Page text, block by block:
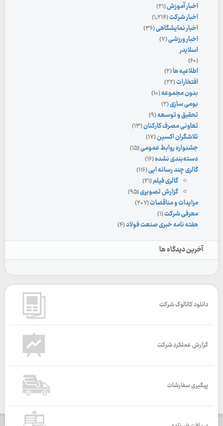
اخبار آموزش(۲۱)
اخبار شرکت(۱,۲۱۴)
اخبار نمایشگاهی(۳۶)
اخبار ورزشی(۷)
اسلایدر
(۶۰)
اطلاعیه ها(۲)
افتخارات(۲۲)
بدون مجموعه(۱۰)
بومی سازی(۲)
تحقیق و توسعه(۹)
تعاونی مصرف کارکنان(۱۳)
تلاشگران اکسین(۱۷)
جشنواره روابط عمومی(۱۵)
دسته‌بندی نشده(۱۶)
گالری چند رسانه ایی(۱۱۶)
گالری فیلم(۲۱)
گزارش تصویری(۹۵)
مزایدات و مناقصات(۲۰۷)
معرفی شرکت(۱)
هفته نامه خبری صنعت فولاد(۴)
آخرین دیدگاه ها
دانلود کاتالوگ شرکت
گزارش عملکرد شرکت
پیگیری سفارشات